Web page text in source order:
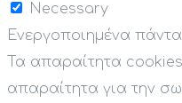
Necessary
Ενεργοποιημένα πάντα
Τα απαραίτητα
απαραίτητα για την